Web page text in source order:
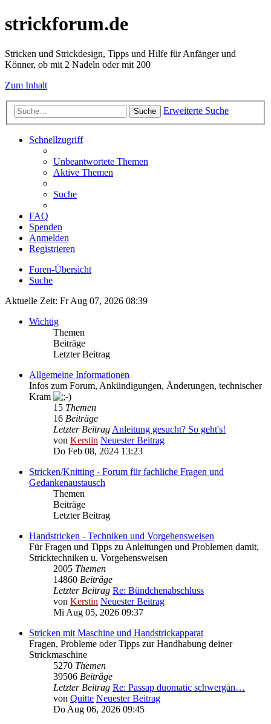
strickforum.de
Stricken und Strickdesign, Tipps und Hilfe für Anfänger und
Könner, ob mit 2 Nadeln oder mit 200
Zum Inhalt
Suche Erweiterte Suche
Schnellzugriff
Unbeantwortete Themen
Aktive Themen
Suche
FAQ
Spenden
Anmelden
Registrieren
Foren-Übersicht
Suche
Aktuelle Zeit: Fr Aug 07, 2026 08:39
Wichtig
Themen
Beiträge
Letzter Beitrag
Allgemeine Informationen
Infos zum Forum, Ankündigungen, Änderungen, technischer
Kram
15 Themen
16 Beiträge
Letzter BeitragAnleitung gesucht? So geht's!
von Kerstin Neuester Beitrag
Do Feb 08, 2024 13:23
Stricken/Knitting - Forum für fachliche Fragen und
Gedankenaustausch
Themen
Beiträge
Letzter Beitrag
Handstricken - Techniken und Vorgehensweisen
Für Fragen und Tipps zu Anleitungen und Problemen damit,
Stricktechniken u. Vorgehensweisen
2005 Themen
14860 Beiträge
Letzter Beitrag Re: Bündchenabschluss
von Kerstin Neuester Beitrag
Mi Aug 05, 2026 09:37
Stricken mit Maschine und Handstrickapparat
Fragen, Probleme oder Tipps zur Handhabung deiner
Strickmaschine
5270 Themen
39506 Beiträge
Letzter Beitrag Re: Passap duomatic schwergän…
von Quitte Neuester Beitrag
Do Aug 06, 2026 09:45